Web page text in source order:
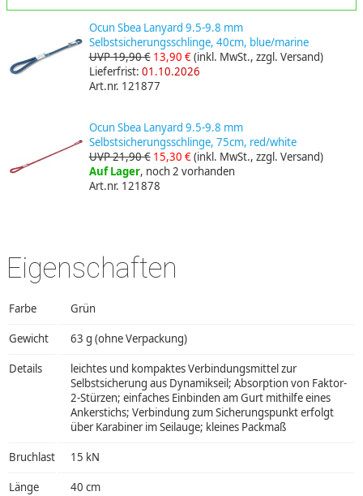
Ocun Sbea Lanyard 9.5-9.8 mm
Selbstsicherungsschlinge, 40cm, blue/marine
UVP 19,90 € 13,90 €(inkl. MwSt., zzgl. Versand)
Lieferfrist: 01.10.2026
Art.nr. 121877
Ocun Sbea Lanyard 9.5-9.8 mm
Selbstsicherungsschlinge, 75cm, red/white
UVP 21,90 € 15,30 €(inkl. MwSt., zzgl. Versand)
Auf Lager, noch 2 vorhanden
Art.nr. 121878
Eigenschaften
Farbe Grün
Gewicht 63 g (ohne Verpackung)
Details
leichtes und kompaktes Verbindungsmittel zur
Selbstsicherung aus Dynamikseil; Absorption von Faktor-
2-Stürzen; einfaches Einbinden am Gurt mithilfe eines
Ankerstichs; Verbindung zum Sicherungspunkt erfolgt
über Karabiner im Seilauge; kleines Packmaß
Bruchlast 15 kN
Länge 40 cm